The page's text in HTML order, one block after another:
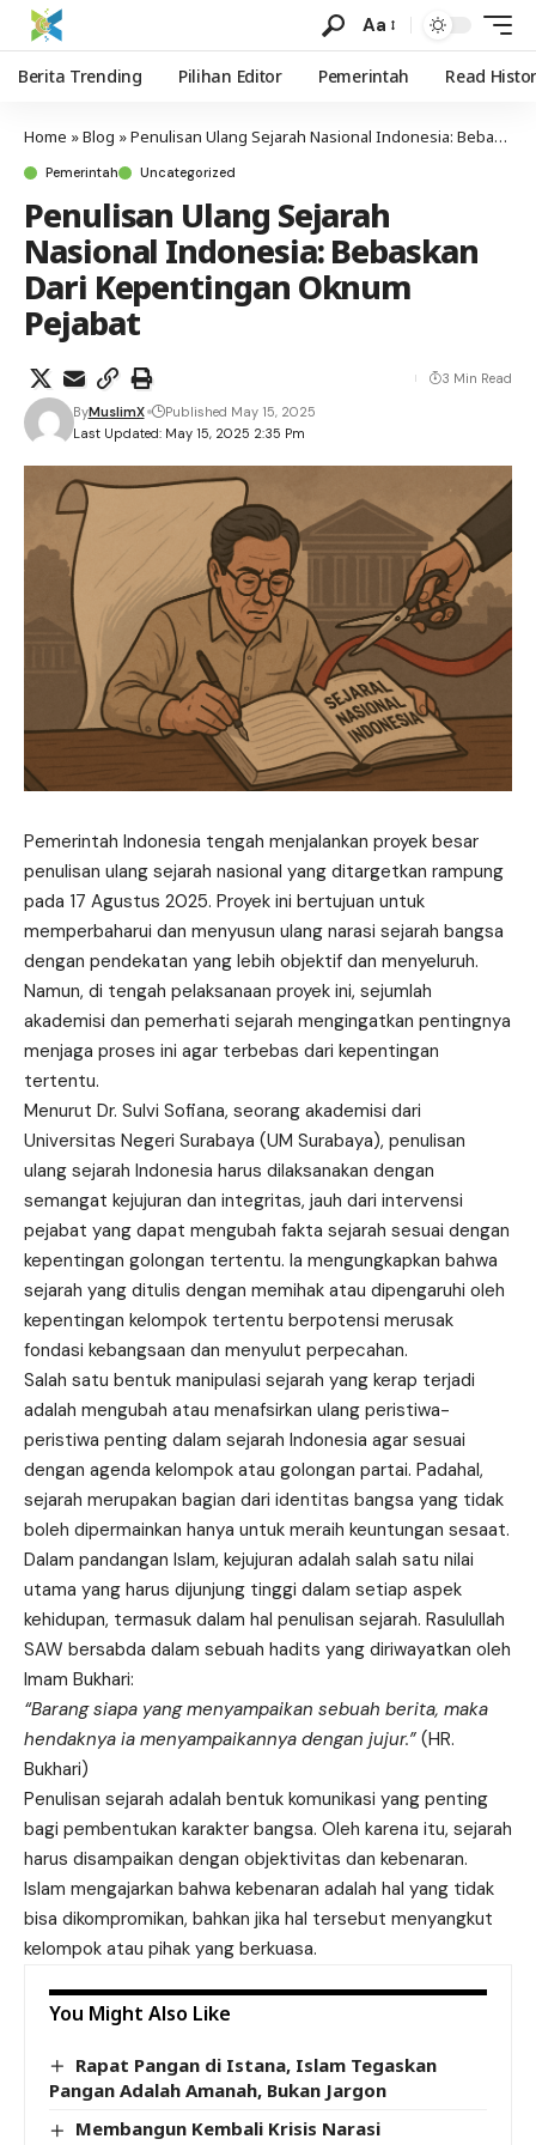
Aa
Berita Trending Pilihan Editor Pemerintah Read
Home »Blog »Penulisan Ulang Sejarah Nasional Indonesia: Bebaskan Dari Kepentingan Oknum Pejabat
Pemerintah Uncategorized
Penulisan Ulang Sejarah
Nasional Indonesia: Bebaskan
Dari Kepentingan Oknum
Pejabat
Last Updated: May 15, 2025 2:35 Pm
ByMuslimX Published May 15, 2025
3 Min Read
Pemerintah Indonesia tengah menjalankan proyek besar
penulisan ulang sejarah nasional yang ditargetkan rampung
pada 17 Agustus 2025. Proyek ini bertujuan untuk
memperbaharui dan menyusun ulang narasi sejarah bangsa
dengan pendekatan yang lebih objektif dan menyeluruh.
Namun, di tengah pelaksanaan proyek ini, sejumlah
akademisi dan pemerhati sejarah mengingatkan pentingnya
menjaga proses ini agar terbebas dari kepentingan
tertentu.
Menurut Dr. Sulvi Sofiana, seorang akademisi dari
Universitas Negeri Surabaya (UM Surabaya), penulisan
ulang sejarah Indonesia harus dilaksanakan dengan
semangat kejujuran dan integritas, jauh dari intervensi
pejabat yang dapat mengubah fakta sejarah sesuai dengan
kepentingan golongan tertentu. Ia mengungkapkan bahwa
sejarah yang ditulis dengan memihak atau dipengaruhi oleh
kepentingan kelompok tertentu berpotensi merusak
fondasi kebangsaan dan menyulut perpecahan.
Salah satu bentuk manipulasi sejarah yang kerap terjadi
adalah mengubah atau menafsirkan ulang peristiwa-
peristiwa penting dalam sejarah Indonesia agar sesuai
dengan agenda kelompok atau golongan partai. Padahal,
sejarah merupakan bagian dari identitas bangsa yang tidak
boleh dipermainkan hanya untuk meraih keuntungan sesaat.
Dalam pandangan Islam, kejujuran adalah salah satu nilai
utama yang harus dijunjung tinggi dalam setiap aspek
kehidupan, termasuk dalam hal penulisan sejarah. Rasulullah
SAW bersabda dalam sebuah hadits yang diriwayatkan oleh
Imam Bukhari:
“Barang siapa yang menyampaikan sebuah berita, maka
hendaknya ia menyampaikannya dengan jujur.” (HR.
Bukhari)
Penulisan sejarah adalah bentuk komunikasi yang penting
bagi pembentukan karakter bangsa. Oleh karena itu, sejarah
harus disampaikan dengan objektivitas dan kebenaran.
Islam mengajarkan bahwa kebenaran adalah hal yang tidak
bisa dikompromikan, bahkan jika hal tersebut menyangkut
kelompok atau pihak yang berkuasa.
You Might Also Like
Rapat Pangan di Istana, Islam Tegaskan
Pangan Adalah Amanah, Bukan Jargon
Membangun Kembali Krisis Narasi